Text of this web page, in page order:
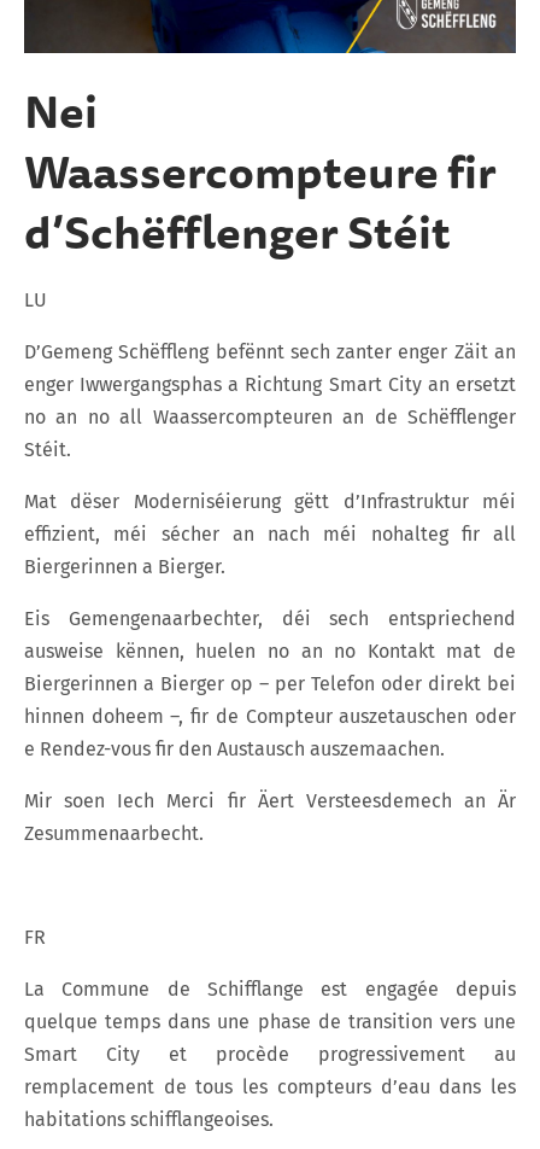
Nei
Waassercompteure fir
d’Schëfflenger Stéit
LU
D’Gemeng Schëffleng befënnt sech zanter enger Zäit an
enger Iwwergangsphas a Richtung Smart City an ersetzt
no an no all Waassercompteuren an de Schëfflenger
Stéit.
Mat dëser Moderniséierung gëtt d’Infrastruktur méi
effizient, méi sécher an nach méi nohalteg fir all
Biergerinnen a Bierger.
Eis Gemengenaarbechter, déi sech entspriechend
ausweise kënnen, huelen no an no Kontakt mat de
Biergerinnen a Bierger op – per Telefon oder direkt bei
hinnen doheem –, fir de Compteur auszetauschen oder
e Rendez-vous fir den Austausch auszemaachen.
Mir soen Iech Merci fir Äert Versteesdemech an Är
Zesummenaarbecht.
FR
La Commune de Schifflange est engagée depuis
quelque temps dans une phase de transition vers une
Smart City et procède progressivement au
remplacement de tous les compteurs d’eau dans les
habitations schifflangeoises.